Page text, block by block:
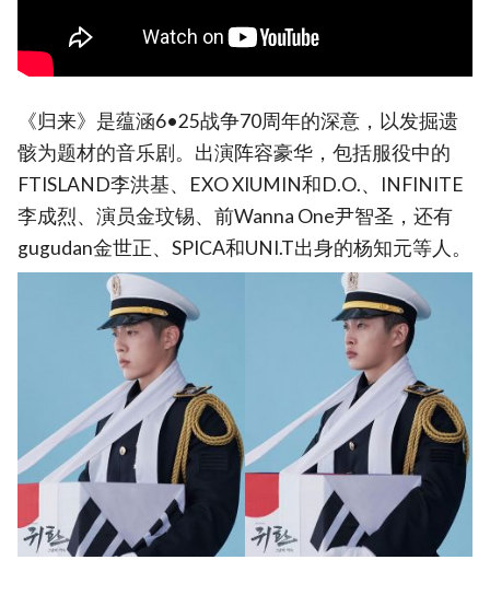
《归来》是蕴涵6•25战争70周年的深意，以发掘遗
骸为题材的音乐剧。出演阵容豪华，包括服役中的
FTISLAND李洪基、EXO XIUMIN和D.O.、INFINITE
李成烈、演员金玟锡、前Wanna One尹智圣，还有
gugudan金世正、SPICA和UNI.T出身的杨知元等人。